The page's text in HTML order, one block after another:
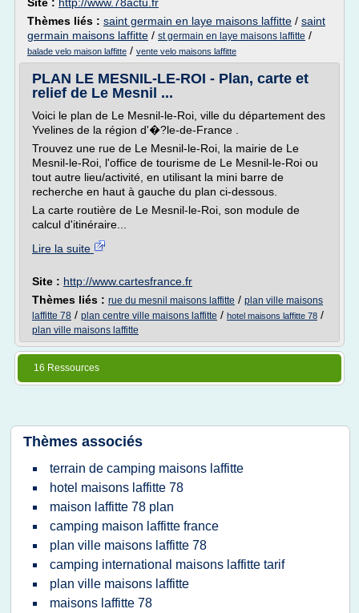
Thèmes liés : saint germain en laye maisons laffitte / saint
germain maisons laffitte / st germain en laye maisons laffitte /
balade velo maison laffitte / vente velo maisons laffitte
PLAN LE MESNIL-LE-ROI - Plan, carte et
relief de Le Mesnil ...
Voici le plan de Le Mesnil-le-Roi, ville du département des
Yvelines de la région d'�?le-de-France .
Trouvez une rue de Le Mesnil-le-Roi, la mairie de Le
Mesnil-le-Roi, l'office de tourisme de Le Mesnil-le-Roi ou
tout autre lieu/activité, en utilisant la mini barre de
recherche en haut à gauche du plan ci-dessous.
La carte routière de Le Mesnil-le-Roi, son module de
calcul d'itinéraire...
Lire la suite
Site : http://www.cartesfrance.fr
Thèmes liés : rue du mesnil maisons laffitte / plan ville maisons
laffitte 78 / plan centre ville maisons laffitte / hotel maisons laffitte 78 /
plan ville maisons laffitte
16 Ressources
Thèmes associés
terrain de camping maisons laffitte
hotel maisons laffitte 78
maison laffitte 78 plan
camping maison laffitte france
plan ville maisons laffitte 78
camping international maisons laffitte tarif
plan ville maisons laffitte
maisons laffitte 78